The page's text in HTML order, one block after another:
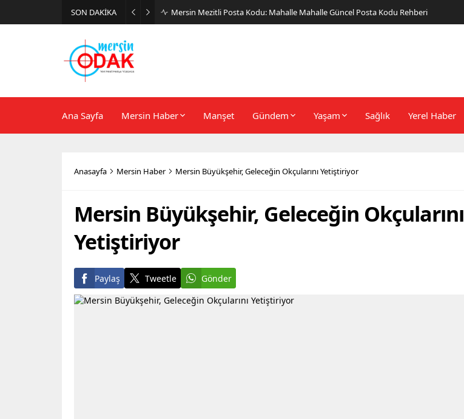
SON DAKİKA Günlük Stil İçin Erkek Sneaker Önerileri
Ana Sayfa Mersin Haber Manşet Gündem Yaşam Sağlık Yerel Haber
Anasayfa Mersin Haber Mersin Büyükşehir, Geleceğin Okçularını Yetiştiriyor
Mersin Büyükşehir, Geleceğin Okçularını
Yetiştiriyor
Paylaş Tweetle Gönder